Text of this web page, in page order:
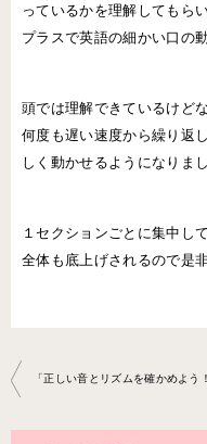
っているかを理解してもらい
プラスで英語の細かい口の
頭では理解できているけど
何度も遅い速度から繰り返
しく動かせるようになりまし
１セクションごとに集中し
全体も底上げされるので是
投
稿
ナ